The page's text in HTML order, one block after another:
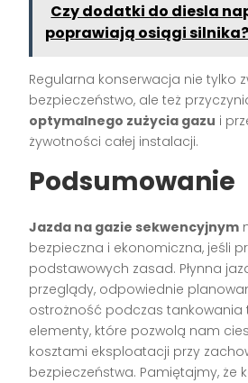
Czy dodatki do diesla
poprawiają osiągi silnika?
Regularna konserwacja nie tylko
bezpieczeństwo, ale też
optymalnego zużycia gazu i
żywotności całej instalacji.
Podsumowanie
Jazda na gazie sekwencyjnym
bezpieczna i ekonomiczna, jeśli
podstawowych zasad. Płynna
przeglądy, odpowiednie
ostrożność podczas tankowania
elementy, które pozwolą nam
kosztami eksploatacji przy
bezpieczeństwa. Pamiętajmy, że